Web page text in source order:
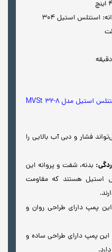
استنلس استیل 304
مزایای پمپ عمودی طبقاتی استنلس استیل مدل MVSt 32-8
فشار و دبی آب بالایی را
بدنه، شفت و پروانه این
استیل هستند که مقاومت
این پمپ دارای طراحی روان و
این پمپ دارای طراحی ساده و